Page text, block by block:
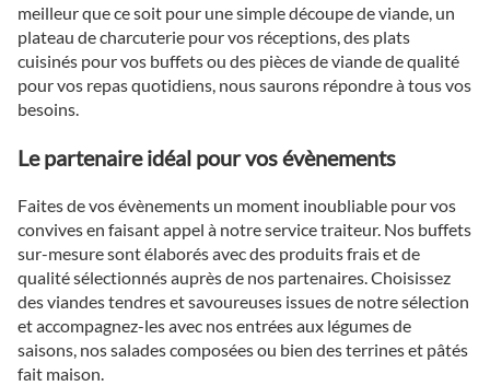
meilleur que ce soit pour une simple découpe de viande, un
plateau de charcuterie pour vos réceptions, des plats
cuisinés pour vos buffets ou des pièces de viande de qualité
pour vos repas quotidiens, nous saurons répondre à tous vos
besoins.
Le partenaire idéal pour vos évènements
Faites de vos évènements un moment inoubliable pour vos
convives en faisant appel à notre service traiteur. Nos buffets
sur-mesure sont élaborés avec des produits frais et de
qualité sélectionnés auprès de nos partenaires. Choisissez
des viandes tendres et savoureuses issues de notre sélection
et accompagnez-les avec nos entrées aux légumes de
saisons, nos salades composées ou bien des terrines et pâtés
fait maison.